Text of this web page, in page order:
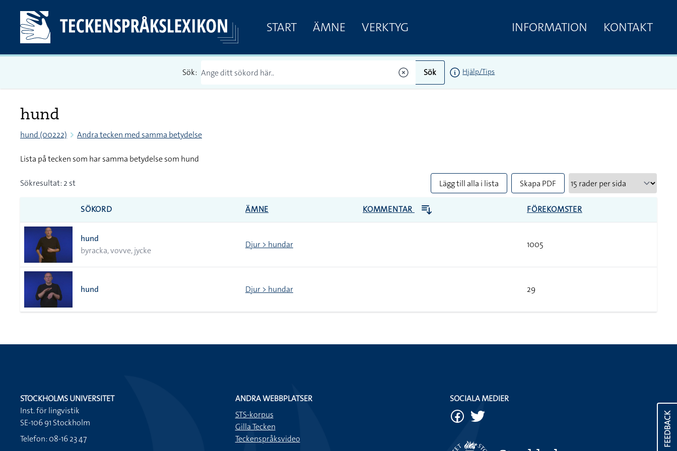
START ÄMNE VERKTYG INFORMATION KONTAKT
Sök: Sök Hjälp/Tips
hund
hund (00222) Andra tecken med samma betydelse
Lista på tecken som har samma betydelse som hund
Sökresultat: 2 st Lägg till alla i lista Skapa PDF
SÖKORD ÄMNE KOMMENTAR FÖREKOMSTER
hund
byracka, vovve, jycke
Djur > hundar 1005
hund Djur > hundar 29
FEEDBACK
STOCKHOLMS UNIVERSITET
Inst. för lingvistik
SE-106 91 Stockholm
Telefon: 08-16 23 47
ANDRA WEBBPLATSER
STS-korpus
Gilla Tecken
Teckenspråksvideo
SOCIALA MEDIER